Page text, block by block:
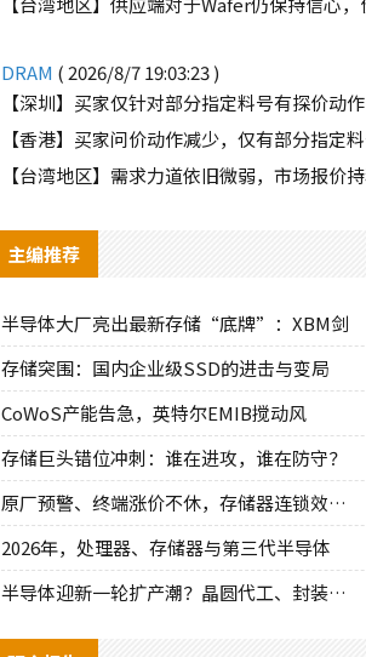
DRAM ( 2026/8/7 19:03:23 )
主编推荐
半导体大厂亮出最新存储“底牌”：XBM剑
存储突围：国内企业级SSD的进击与变局
CoWoS产能告急，英特尔EMIB搅动风
存储巨头错位冲刺：谁在进攻，谁在防守？
原厂预警、终端涨价不休，存储器连锁效应持
2026年，处理器、存储器与第三代半导体
半导体迎新一轮扩产潮？晶圆代工、封装、光